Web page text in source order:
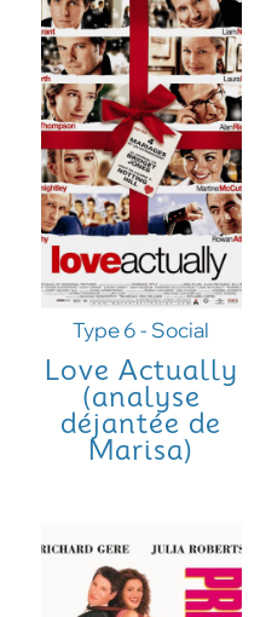
Type 6 - Social
Love Actually
(analyse
déjantée de
Marisa)